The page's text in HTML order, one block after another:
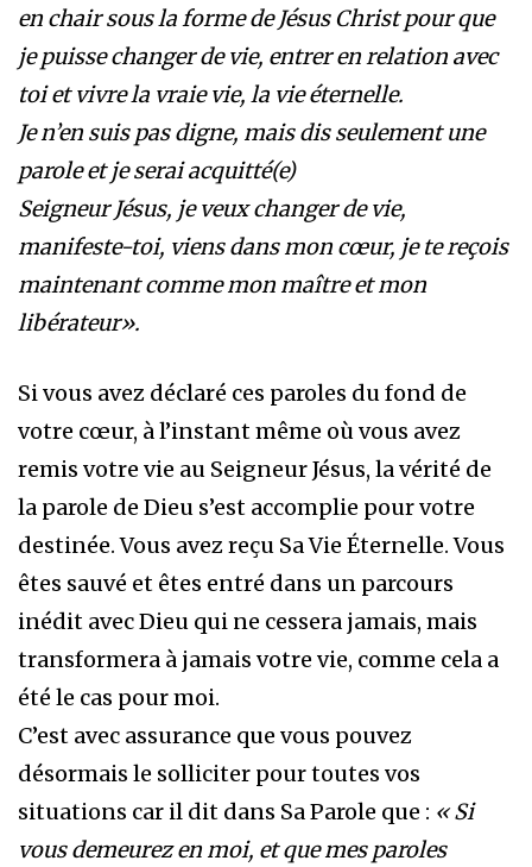
en chair sous la forme de Jésus Christ pour que
je puisse changer de vie, entrer en relation avec
toi et vivre la vraie vie, la vie éternelle.
Je n’en suis pas digne, mais dis seulement une
parole et je serai acquitté(e)
Seigneur Jésus, je veux changer de vie,
manifeste-toi, viens dans mon cœur, je te reçois
maintenant comme mon maître et mon
libérateur».
Si vous avez déclaré ces paroles du fond de
votre cœur, à l’instant même où vous avez
remis votre vie au Seigneur Jésus, la vérité de
la parole de Dieu s’est accomplie pour votre
destinée. Vous avez reçu Sa Vie Éternelle. Vous
êtes sauvé et êtes entré dans un parcours
inédit avec Dieu qui ne cessera jamais, mais
transformera à jamais votre vie, comme cela a
été le cas pour moi.
C’est avec assurance que vous pouvez
désormais le solliciter pour toutes vos
situations car il dit dans Sa Parole que : « Si
vous demeurez en moi, et que mes paroles